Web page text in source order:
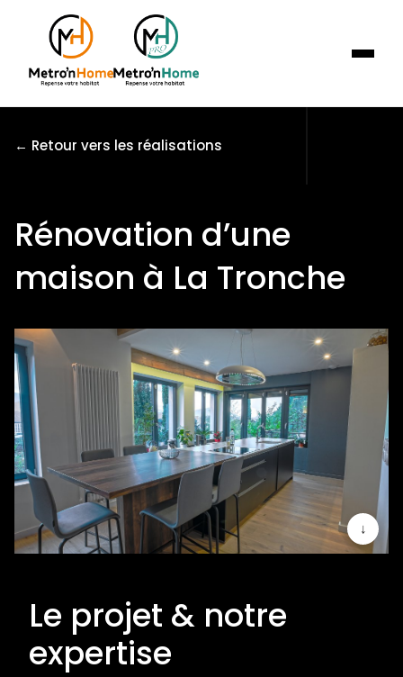
Particuliers
DEMANDER UN DEVIS
← Retour vers les réalisations
Rénovation d’une
maison à La Tronche
↓
Le projet & notre
expertise